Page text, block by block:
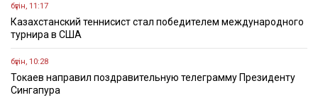
бүгін, 11:17
Казахстанский теннисист стал победителем международного
турнира в США
бүгін, 10:28
Токаев направил поздравительную телеграмму Президенту
Сингапура